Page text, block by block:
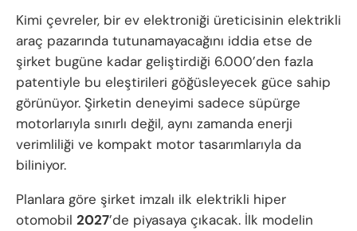
Kimi çevreler, bir ev elektroniği üreticisinin elektrikli
araç pazarında tutunamayacağını iddia etse de
şirket bugüne kadar geliştirdiği 6.000’den fazla
patentiyle bu eleştirileri göğüsleyecek güce sahip
görünüyor. Şirketin deneyimi sadece süpürge
motorlarıyla sınırlı değil, aynı zamanda enerji
verimliliği ve kompakt motor tasarımlarıyla da
biliniyor.
Planlara göre şirket imzalı ilk elektrikli hiper
otomobil 2027’de piyasaya çıkacak. İlk modelin